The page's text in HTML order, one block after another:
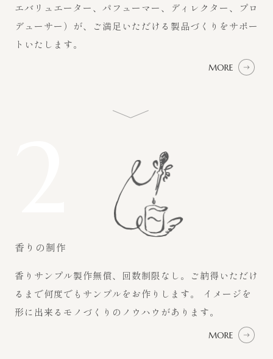
エバリュエーター、パフューマー、ディレクター、プロ
デューサー）が、ご満足いただける製品づくりをサポー
トいたします。
MORE
香りの制作
香りサンプル製作無償、回数制限なし。ご納得いただけ
るまで何度でもサンプルをお作りします。 イメージを
形に出来るモノづくりのノウハウがあります。
MORE